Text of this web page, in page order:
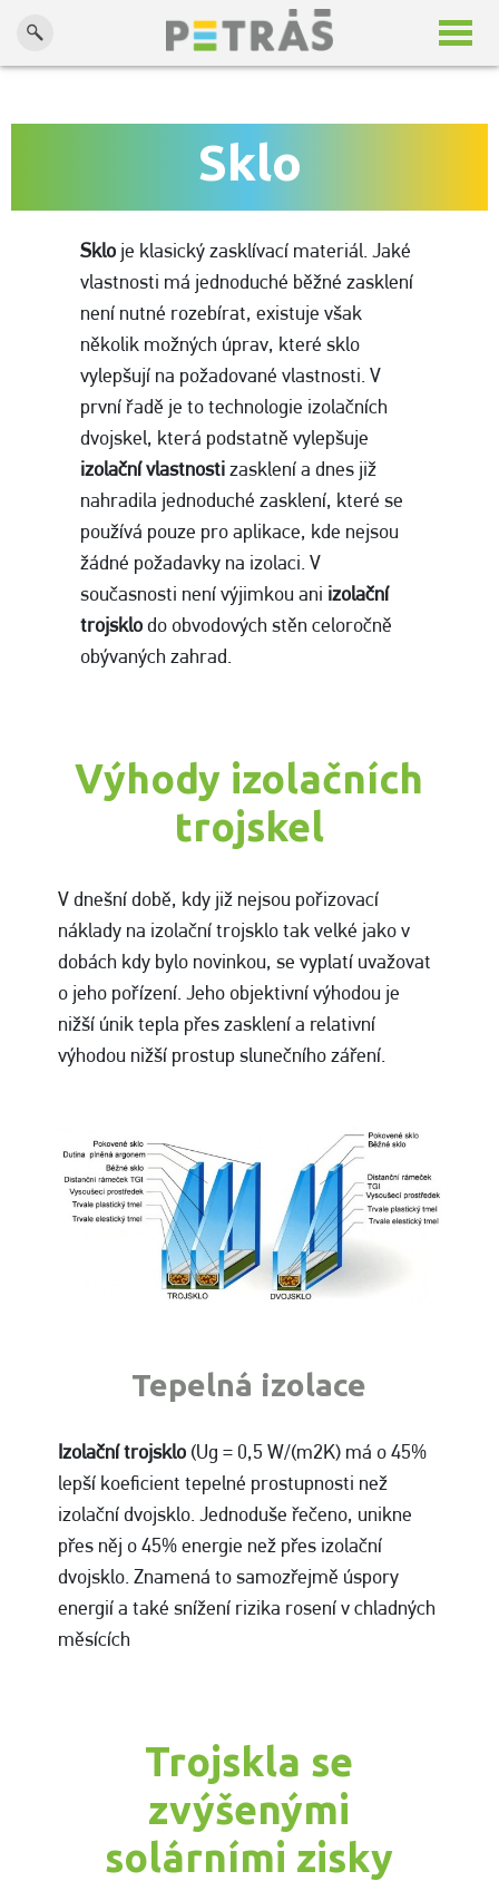
Kontaktuje nás na Tel.: +420 608 548 103 , E-mail.:
petras@zimni-zahrada.net
Sklo
Sklo je klasický zasklívací materiál. Jaké
vlastnosti má jednoduché běžné zasklení
není nutné rozebírat, existuje však
několik možných úprav, které sklo
vylepšují na požadované vlastnosti. V
první řadě je to technologie izolačních
dvojskel, která podstatně vylepšuje
izolační vlastnosti zasklení a dnes již
nahradila jednoduché zasklení, které se
používá pouze pro aplikace, kde nejsou
žádné požadavky na izolaci. V
současnosti není výjimkou ani izolační
trojsklo do obvodových stěn celoročně
obývaných zahrad.
Výhody izolačních
trojskel
V dnešní době, kdy již nejsou pořizovací
náklady na izolační trojsklo tak velké jako v
dobách kdy bylo novinkou, se vyplatí uvažovat
o jeho pořízení. Jeho objektivní výhodou je
nižší únik tepla přes zasklení a relativní
výhodou nižší prostup slunečního záření.
Tepelná izolace
Izolační trojsklo (Ug = 0,5 W/(m2K) má o 45%
lepší koeficient tepelné prostupnosti než
izolační dvojsklo. Jednoduše řečeno, unikne
přes něj o 45% energie než přes izolační
dvojsklo. Znamená to samozřejmě úspory
energií a také snížení rizika rosení v chladných
měsících
Trojskla se
zvýšenými
solárními zisky